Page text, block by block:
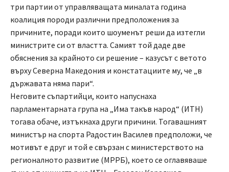
три партии от управляващата миналата година
коалиция породи различни предположения за
причините, поради които шоуменът реши да изтегли
министрите си от властта. Самият той даде две
обяснения за крайното си решение – казусът с ветото
върху Северна Македония и констатациите му, че „в
държавата няма пари“.
Неговите съпартийци, които напуснаха
парламентарната група на „Има такъв народ“ (ИТН)
тогава обаче, изтъкнаха други причини. Тогавашният
министър на спорта Радостин Василев предположи, че
мотивът е друг и той е свързан с министерството на
регионалното развитие (МРРБ), което се оглавяваше